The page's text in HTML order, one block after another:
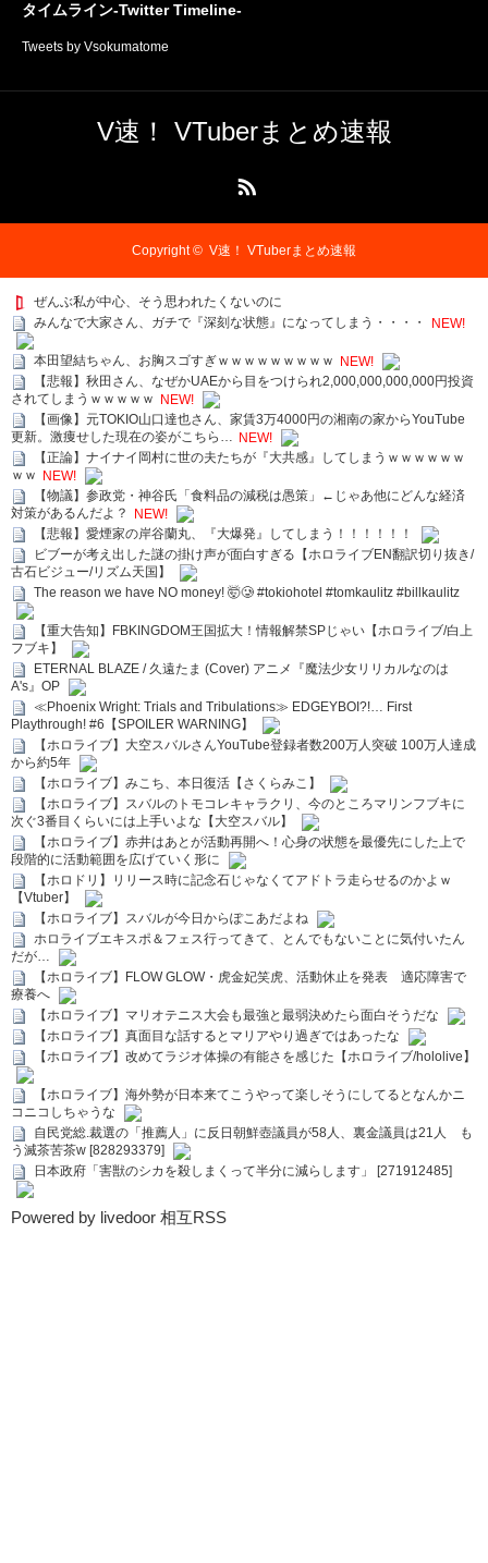
タイムライン-Twitter Timeline-
Tweets by Vsokumatome
V速！ VTuberまとめ速報
Copyright © V速！ VTuberまとめ速報
ぜんぶ私が中心、そう思われたくないのに
みんなで大家さん、ガチで『深刻な状態』になってしまう・・・・
NEW!
本田望結ちゃん、お胸スゴすぎｗｗｗｗｗｗｗｗｗ NEW!
【悲報】秋田さん、なぜかUAEから目をつけられ2,000,000,000,000円投資
されてしまうｗｗｗｗｗ NEW!
【画像】元TOKIO山口達也さん、家賃3万4000円の湘南の家からYouTube
更新。激痩せした現在の姿がこちら… NEW!
【正論】ナイナイ岡村に世の夫たちが『大共感』してしまうｗｗｗｗｗｗ
ｗｗ NEW!
【物議】参政党・神谷氏「食料品の減税は愚策」←じゃあ他にどんな経済
対策があるんだよ？
NEW!
【悲報】愛煙家の岸谷蘭丸、『大爆発』してしまう！！！！！！
ビブーが考え出した謎の掛け声が面白すぎる【ホロライブEN翻訳切り抜き/
古石ビジュー/リズム天国】
The reason we have NO money! 🤯🥲 #tokiohotel #tomkaulitz #billkaulitz
【重大告知】FBKINGDOM王国拡大！情報解禁SPじゃい【ホロライブ/白上
フブキ】
ETERNAL BLAZE / 久遠たま (Cover) アニメ『魔法少女リリカルなのは
A's』OP
≪Phoenix Wright: Trials and Tribulations≫ EDGEYBOI?!… First
Playthrough! #6【SPOILER WARNING】
【ホロライブ】大空スバルさんYouTube登録者数200万人突破 100万人達成
から約5年
【ホロライブ】みこち、本日復活【さくらみこ】
【ホロライブ】スバルのトモコレキャラクリ、今のところマリンフブキに
次ぐ3番目くらいには上手いよな【大空スバル】
【ホロライブ】赤井はあとが活動再開へ！心身の状態を最優先にした上で
段階的に活動範囲を広げていく形に
【ホロドリ】リリース時に記念石じゃなくてアドトラ走らせるのかよｗ
【Vtuber】
【ホロライブ】スバルが今日からぽこあだよね
ホロライブエキスポ＆フェス行ってきて、とんでもないことに気付いたん
だが…
【ホロライブ】FLOW GLOW・虎金妃笑虎、活動休止を発表 適応障害で
療養へ
【ホロライブ】マリオテニス大会も最強と最弱決めたら面白そうだな
【ホロライブ】真面目な話するとマリアやり過ぎではあったな
【ホロライブ】改めてラジオ体操の有能さを感じた【ホロライブ/hololive】
【ホロライブ】海外勢が日本来てこうやって楽しそうにしてるとなんかニ
コニコしちゃうな
自民党総.裁選の「推薦人」に反日朝鮮壺議員が58人、裏金議員は21人 も
う滅茶苦茶w [828293379]
日本政府「害獣のシカを殺しまくって半分に減らします」 [271912485]
Powered by livedoor 相互RSS